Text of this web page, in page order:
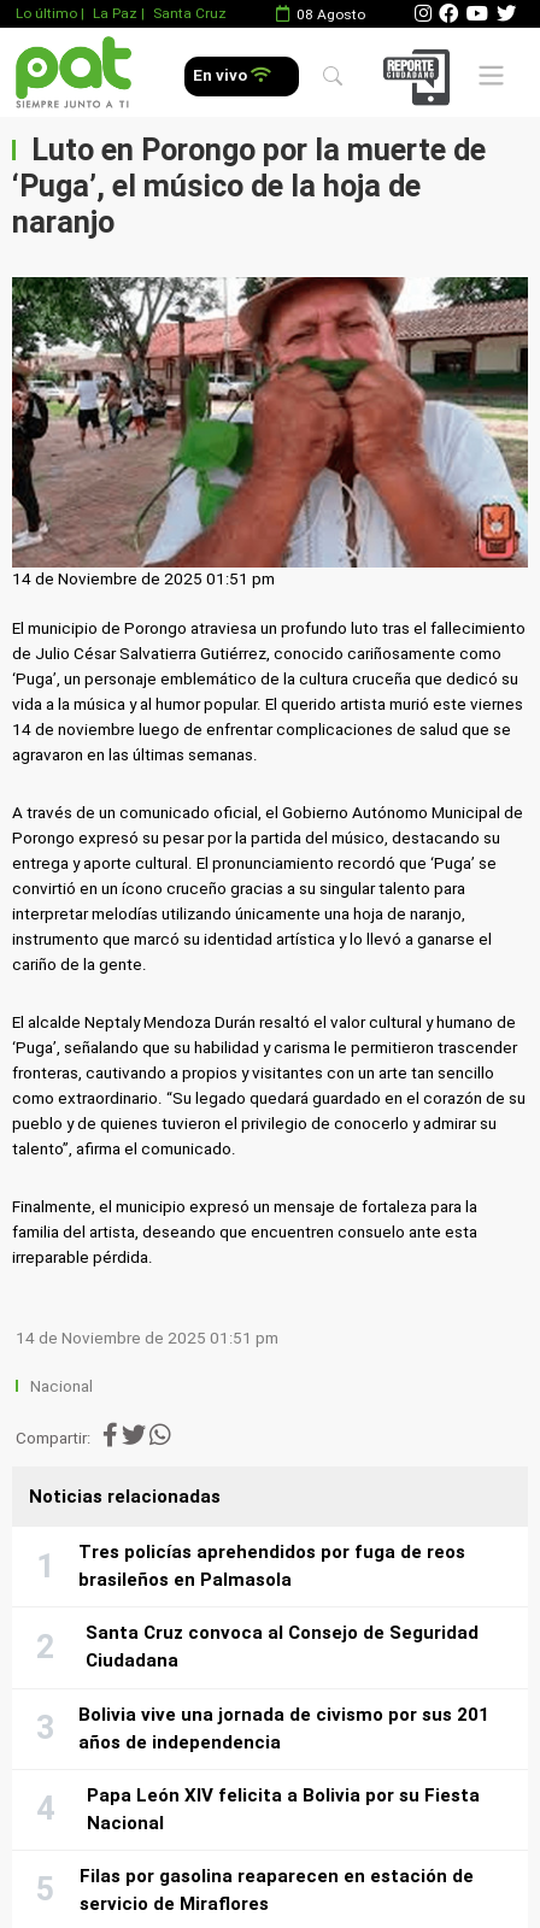
Lo último | La Paz | Santa Cruz 08 Agosto
En vivo Mobile
Luto en Porongo por la muerte de
‘Puga’, el músico de la hoja de
naranjo
14 de Noviembre de 2025 01:51 pm
El municipio de Porongo atraviesa un profundo luto tras el fallecimiento
de Julio César Salvatierra Gutiérrez, conocido cariñosamente como
‘Puga’, un personaje emblemático de la cultura cruceña que dedicó su
vida a la música y al humor popular. El querido artista murió este viernes
14 de noviembre luego de enfrentar complicaciones de salud que se
agravaron en las últimas semanas.
A través de un comunicado oficial, el Gobierno Autónomo Municipal de
Porongo expresó su pesar por la partida del músico, destacando su
entrega y aporte cultural. El pronunciamiento recordó que ‘Puga’ se
convirtió en un ícono cruceño gracias a su singular talento para
interpretar melodías utilizando únicamente una hoja de naranjo,
instrumento que marcó su identidad artística y lo llevó a ganarse el
cariño de la gente.
El alcalde Neptaly Mendoza Durán resaltó el valor cultural y humano de
‘Puga’, señalando que su habilidad y carisma le permitieron trascender
fronteras, cautivando a propios y visitantes con un arte tan sencillo
como extraordinario. “Su legado quedará guardado en el corazón de su
pueblo y de quienes tuvieron el privilegio de conocerlo y admirar su
talento”, afirma el comunicado.
Finalmente, el municipio expresó un mensaje de fortaleza para la
familia del artista, deseando que encuentren consuelo ante esta
irreparable pérdida.
14 de Noviembre de 2025 01:51 pm
Nacional
Compartir:
Noticias relacionadas
Tres policías aprehendidos por fuga de reos
brasileños en Palmasola
Santa Cruz convoca al Consejo de Seguridad
Ciudadana
Bolivia vive una jornada de civismo por sus 201
años de independencia
Papa León XIV felicita a Bolivia por su Fiesta
Nacional
Filas por gasolina reaparecen en estación de
servicio de Miraflores